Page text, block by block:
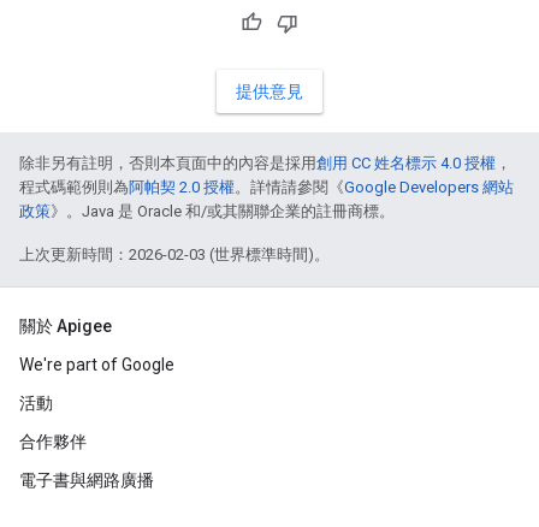
提供意見
除非另有註明，否則本頁面中的內容是採用創用 CC 姓名標示 4.0 授權 ，
程式碼範例則為阿帕契 2.0 授權。詳情請參閱《Google Developers 網站
政策》。Java 是 Oracle 和/或其關聯企業的註冊商標。
上次更新時間：2026-02-03 (世界標準時間)。
關於 Apigee
We're part of Google
活動
合作夥伴
電子書與網路廣播